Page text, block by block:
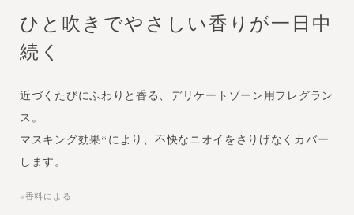
ひと吹きでやさしい香りが一日中
続く
近づくたびにふわりと香る、デリケートゾーン用フレグラン
ス。
マスキング効果 ※ により、不快なニオイをさりげなくカバー
します。
※ 香料による